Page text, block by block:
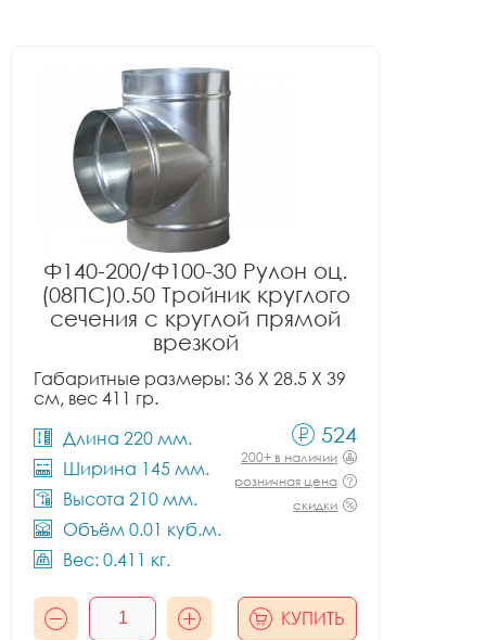
Ф140-200/Ф100-30 Рулон оц.
(08ПС)0.50 Тройник круглого
сечения с круглой прямой
врезкой
Габаритные размеры: 36 X 28.5 X 39
см, вес 411 гр.
Длина 220 мм.
Ширина 145 мм.
Высота 210 мм.
Объём 0.01 куб.м.
Вес: 0.411 кг.
524
200+ в наличии
розничная цена
скидки
КУПИТЬ